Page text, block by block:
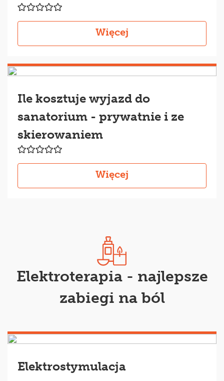
Więcej
Ile kosztuje wyjazd do
sanatorium - prywatnie i ze
skierowaniem
Więcej
Elektroterapia - najlepsze
zabiegi na ból
Elektrostymulacja